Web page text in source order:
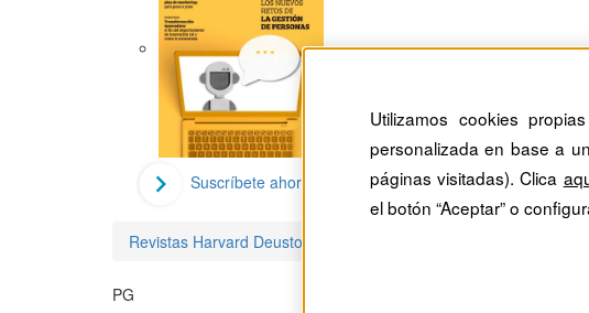
Suscríbete ahora
Revistas Harvard Deusto
PG
Utilizamos cookies
personalizada en base a
páginas visitadas). Clica
el botón “Aceptar” o